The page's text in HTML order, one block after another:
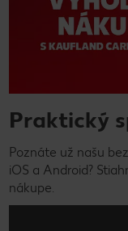
Praktický
Poznáte už našu
iOS a Android?
nákupe.